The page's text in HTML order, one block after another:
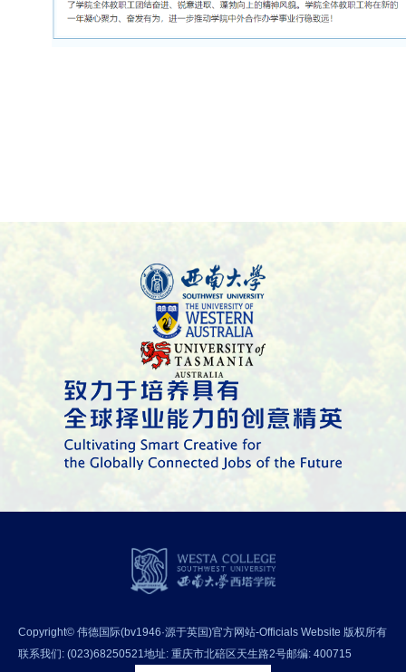
Copyright© 伟德国际(bv1946·源于英国)官方网站-Officials Website 版权所有
联系我们: (023)68250521地址: 重庆市北碚区天生路2号邮编: 400715